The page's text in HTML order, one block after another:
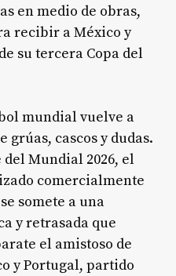
en medio de obras,
recibir a México y
su tercera Copa del
mundial vuelve a
grúas, cascos y dudas.
Mundial 2026, el
comercialmente
somete a una
y retrasada que
el amistoso de
y Portugal, partido